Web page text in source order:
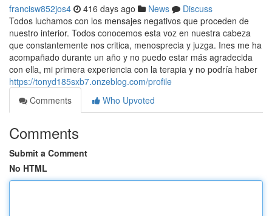
francisw852jos4 416 days ago News
Discuss
Todos luchamos con los mensajes negativos que proceden de
nuestro interior. Todos conocemos esta voz en nuestra cabeza
que constantemente nos critica, menosprecia y juzga. Ines me ha
acompañado durante un año y no puedo estar más agradecida
con ella, mi primera experiencia con la terapia y no podría haber
https://tonyd185sxb7.onzeblog.com/profile
Comments
Who Upvoted
Comments
Submit a Comment
No HTML